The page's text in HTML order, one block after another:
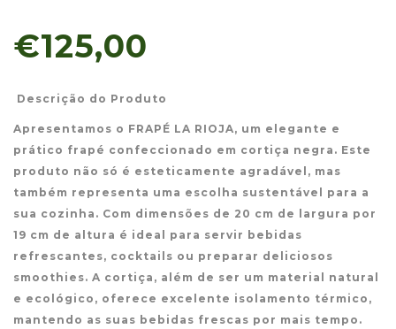
€125,00
Descrição do Produto
Apresentamos o FRAPÉ LA RIOJA, um elegante e
prático frapé confeccionado em cortiça negra. Este
produto não só é esteticamente agradável, mas
também representa uma escolha sustentável para a
sua cozinha. Com dimensões de 20 cm de largura por
19 cm de altura é ideal para servir bebidas
refrescantes, cocktails ou preparar deliciosos
smoothies. A cortiça, além de ser um material natural
e ecológico, oferece excelente isolamento térmico,
mantendo as suas bebidas frescas por mais tempo.